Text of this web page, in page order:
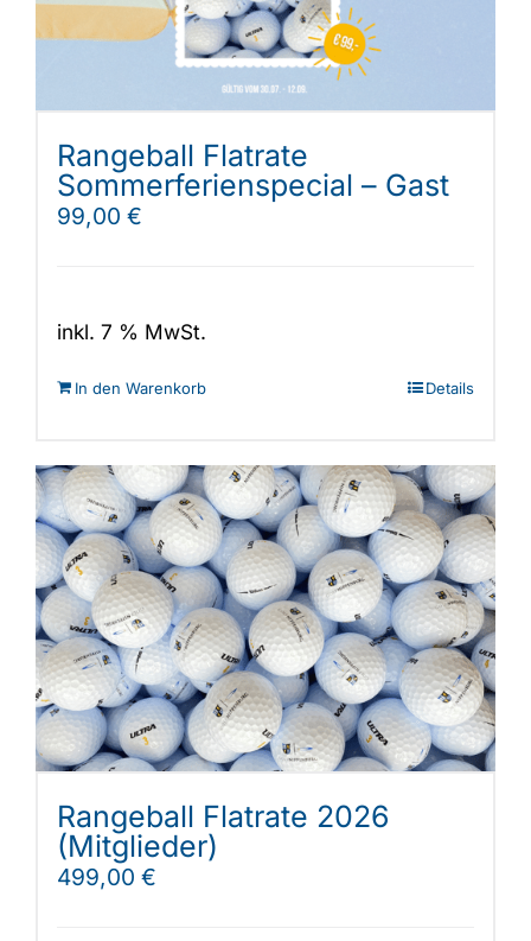
Rangeball Flatrate
Sommerferienspecial – Gast
99,00 €
inkl. 7 % MwSt.
In den Warenkorb Details
Rangeball Flatrate 2026
(Mitglieder)
499,00 €